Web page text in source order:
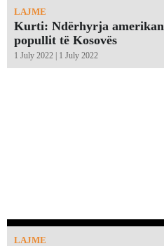
LAJME
Kurti: Ndërhyrja
popullit të Kosovës
1 July 2022 | 1 July 2022
LAJME